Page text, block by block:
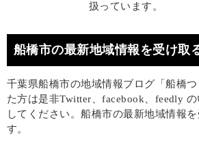
扱っています。
船橋市の最新地域情報を受け取
千葉県船橋市の地域情報ブログ「船橋
た方は是非Twitter、facebook、feedly
してください。船橋市の最新地域情報
す。